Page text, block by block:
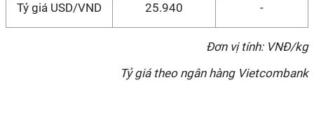
Tỷ giá USD/VND 25.940 -
Đơn vị tính: VNĐ/kg
Tỷ giá theo ngân hàng Vietcombank